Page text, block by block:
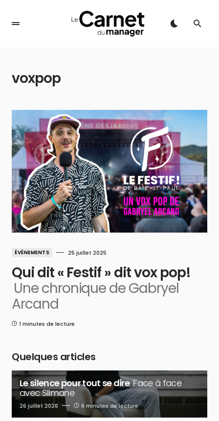
voxpop
ÉVÉNEMENTS 25 juillet 2025
Qui dit « Festif » dit vox pop!
Une chronique de Gabryel
Arcand
1 minutes de lecture
Quelques articles
Le silence pour tout se dire Face à face
avec Slimane
26 juillet 2026 6 minutes de lecture